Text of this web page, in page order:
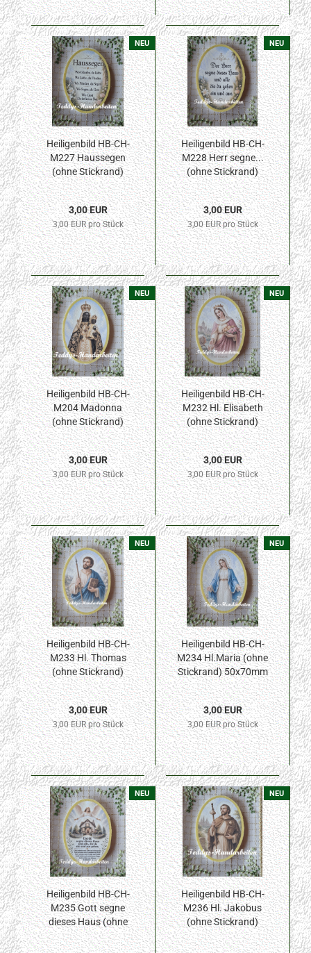
NEU
Heiligenbild HB-CH-
M227 Haussegen
(ohne Stickrand)
50x70mm
3,00 EUR
3,00 EUR pro Stück
NEU
Heiligenbild HB-CH-
M228 Herr segne...
(ohne Stickrand)
50x70mm
3,00 EUR
3,00 EUR pro Stück
NEU
Heiligenbild HB-CH-
M204 Madonna
(ohne Stickrand)
50x70mm
3,00 EUR
3,00 EUR pro Stück
NEU
Heiligenbild HB-CH-
M232 Hl. Elisabeth
(ohne Stickrand)
50x70mm
3,00 EUR
3,00 EUR pro Stück
NEU
Heiligenbild HB-CH-
M233 Hl. Thomas
(ohne Stickrand)
50x70mm
3,00 EUR
3,00 EUR pro Stück
NEU
Heiligenbild HB-CH-
M234 Hl.Maria (ohne
Stickrand) 50x70mm
3,00 EUR
3,00 EUR pro Stück
NEU
Heiligenbild HB-CH-
M235 Gott segne
dieses Haus (ohne
Stickrand) 50x70mm
NEU
Heiligenbild HB-CH-
M236 Hl. Jakobus
(ohne Stickrand)
50x70mm